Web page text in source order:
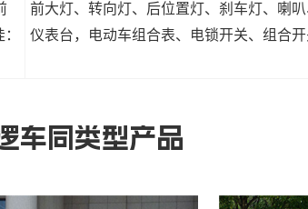
前大灯、转向灯、后位置灯、刹车灯、喇
仪表台，电动车组合表、电锁开关、组合
车同类型产品